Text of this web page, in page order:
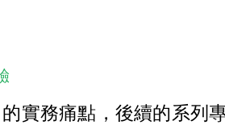
實務痛點，後續的系列